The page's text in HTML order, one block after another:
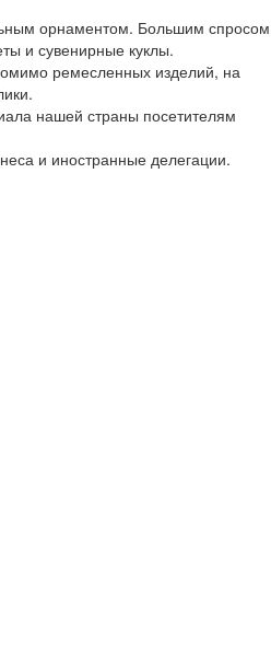
орнаментом. Большим спросом
и сувенирные куклы.
ремесленных изделий, на
нашей страны посетителям
и иностранные делегации.